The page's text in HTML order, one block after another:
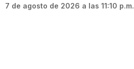
7 de agosto de 2026 a las 11:10 p.m.